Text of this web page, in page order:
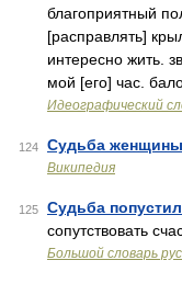
благоприятный
[расправлять]
интересно жить.
мой [его] час.
Идеографический
124 Судьба женщины
Википедия
125 Судьба
сопутствовать
Большой словарь